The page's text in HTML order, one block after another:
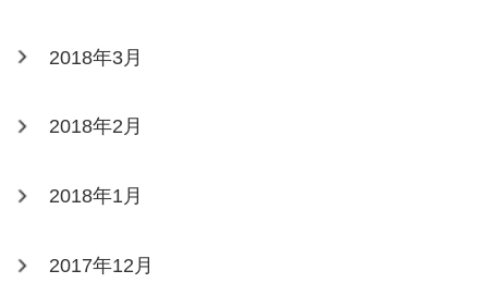
2018年3月
2018年2月
2018年1月
2017年12月